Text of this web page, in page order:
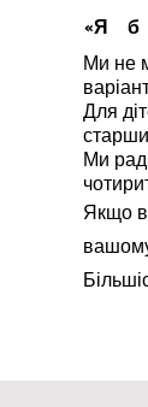
«Я б
Ми не
Для
Ми
Якщо